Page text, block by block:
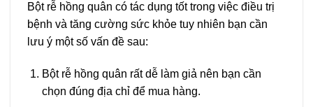
Bột rễ hồng quân có tác dụng tốt trong việc điều trị
bệnh và tăng cường sức khỏe tuy nhiên bạn cần
lưu ý một số vấn đề sau:
Bột rễ hồng quân rất dễ làm giả nên bạn cần
chọn đúng địa chỉ để mua hàng.